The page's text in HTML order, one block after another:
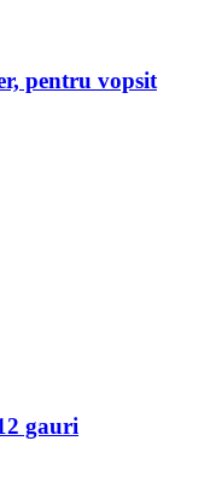
pentru vopsit
gauri